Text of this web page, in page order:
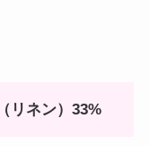
リネン）33%